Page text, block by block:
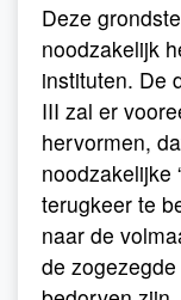
Deze
noodzakelijk
instituten. De
III zal er
hervormen,
noodzakelijke
terugkeer te
naar de
de